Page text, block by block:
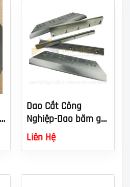
Dao Cắt Công
Nghiệp-Dao băm gỗ-
nhựa
Liên Hệ